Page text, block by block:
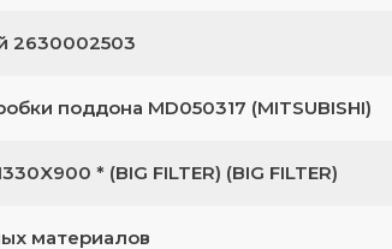
2630002503
поддона MD050317 (MITSUBISHI)
* (BIG FILTER) (BIG FILTER)
материалов